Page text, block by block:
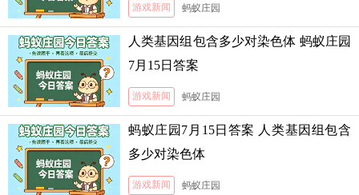
游戏新闻 蚂蚁庄园
人类基因组包含多少对染色体 蚂蚁庄园
7月15日答案
游戏新闻 蚂蚁庄园
蚂蚁庄园7月15日答案 人类基因组包含
多少对染色体
游戏新闻 蚂蚁庄园